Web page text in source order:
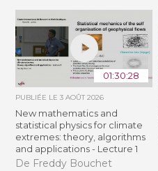
01:30:28
PUBLIÉE LE3 AOÛT 2026
New mathematics and
statistical physics for climate
extremes: theory, algorithms
and applications - Lecture 1
De Freddy Bouchet